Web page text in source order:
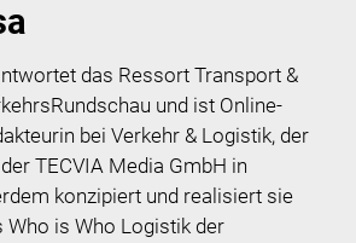
das Ressort Transport &
und ist Online-
bei Verkehr & Logistik, der
TECVIA Media GmbH in
konzipiert und realisiert sie
Who is Who Logistik der